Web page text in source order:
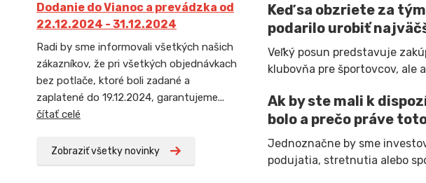
Dodanie do Vianoc a prevádzka od
22.12.2024 - 31.12.2024
Radi by sme informovali všetkých našich
zákazníkov, že pri všetkých objednávkach
bez potlače, ktoré boli zadané a
zaplatené do 19.12.2024, garantujeme...
čítať celé
Zobraziť všetky novinky
Keď sa obzriete za
podarilo urobiť
Veľký posun predstavuje
klubovňa pre športovcov, ale
Ak by ste mali k
bolo a prečo práve
Jednoznačne by sme
podujatia, stretnutia alebo